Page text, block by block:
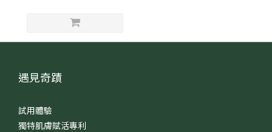
遇見奇蹟
試用體驗
獨特肌膚賦活專利